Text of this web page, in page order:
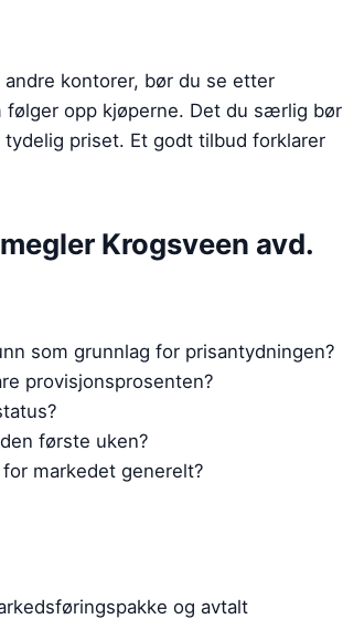
kontorer, bør du se etter
følger opp kjøperne. Det du særlig bør
priset. Et godt tilbud forklarer
Krogsveen avd.
som grunnlag for prisantydningen?
provisjonsprosenten?
første uken?
markedet generelt?
og avtalt